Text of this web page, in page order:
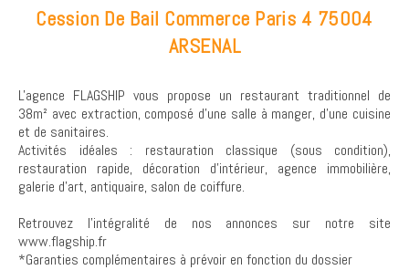
Cession De Bail Commerce Paris 4 75004
ARSENAL
L'agence FLAGSHIP vous propose un restaurant traditionnel de
38m² avec extraction, composé d'une salle à manger, d'une cuisine
et de sanitaires.
Activités idéales : restauration classique (sous condition),
restauration rapide, décoration d'intérieur, agence immobilière,
galerie d'art, antiquaire, salon de coiffure.
Retrouvez l’intégralité de nos annonces sur notre site
www.flagship.fr
*Garanties complémentaires à prévoir en fonction du dossier